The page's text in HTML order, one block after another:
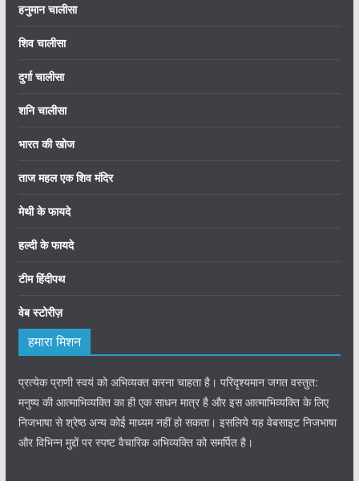
हनुमान चालीसा
शिव चालीसा
दुर्गा चालीसा
शनि चालीसा
भारत की खोज
ताज महल एक शिव मंदिर
मेथी के फायदे
हल्दी के फायदे
टीम हिंदीपथ
वेब स्टोरीज़
हमारा मिशन
प्रत्येक प्राणी स्वयं को अभिव्यक्त करना चाहता है। परिदृश्यमान जगत वस्तुत:
मनुष्य की आत्माभिव्यक्ति का ही एक साधन मात्र है और इस आत्माभिव्यक्ति के लिए
निजभाषा से श्रेष्ठ अन्य कोई माध्यम नहीं हो सकता। इसलिये यह वेबसाइट निजभाषा
और विभिन्न मुद्दों पर स्पष्ट वैचारिक अभिव्यक्ति को समर्पित है।